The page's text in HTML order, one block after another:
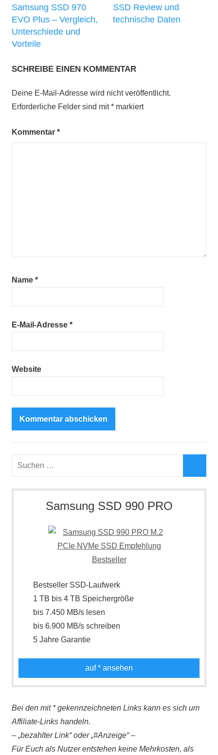
Samsung SSD 970
EVO Plus – Vergleich,
Unterschiede und
Vorteile
SSD Review und
technische Daten
SCHREIBE EINEN KOMMENTAR
Deine E-Mail-Adresse wird nicht veröffentlicht.
Erforderliche Felder sind mit* markiert
Kommentar *
Name *
E-Mail-Adresse *
Website
Suchen
Samsung SSD 990 PRO
Bestseller SSD-Laufwerk
1 TB bis 4 TB Speichergröße
bis 7.450 MB/s lesen
bis 6.900 MB/s schreiben
5 Jahre Garantie
auf* ansehen
Bei den mit * gekennzeichneten Links kann es sich um
Affiliate-Links handeln.
– „bezahlter Link“ oder „#Anzeige“ –
Für Euch als Nutzer entstehen keine Mehrkosten, als